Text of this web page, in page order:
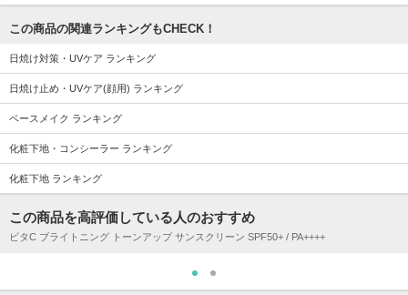
この商品の関連ランキングもCHECK！
日焼け対策・UVケア ランキング
日焼け止め・UVケア(顔用) ランキング
ベースメイク ランキング
化粧下地・コンシーラー ランキング
化粧下地 ランキング
この商品を高評価している人のおすすめ
ビタC ブライトニング トーンアップ サンスクリーン SPF50+ / PA++++